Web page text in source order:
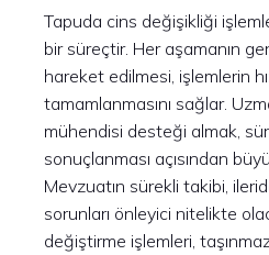
Tapuda cins değişikliği
bir süreçtir. Her aşamanın
hareket edilmesi, işlemlerin
tamamlanmasını sağlar.
mühendisi desteği almak,
sonuçlanması açısından
Mevzuatın sürekli takibi,
sorunları önleyici nitelikte
değiştirme işlemleri,